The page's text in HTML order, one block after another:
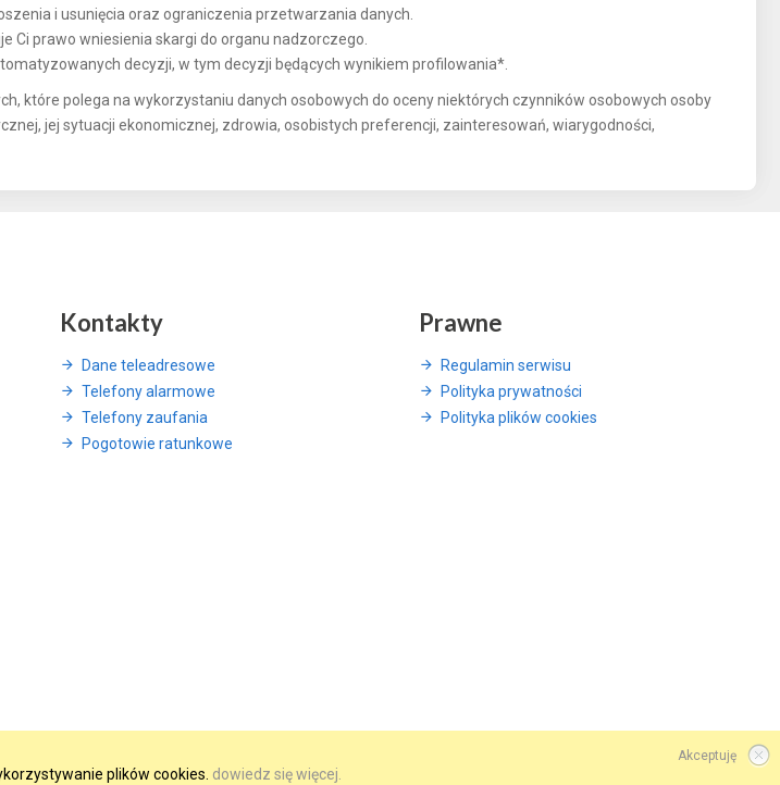
i usunięcia oraz ograniczenia przetwarzania danych.
Ci prawo wniesienia skargi do organu nadzorczego.
decyzji, w tym decyzji będących wynikiem profilowania*.
polega na wykorzystaniu danych osobowych do oceny niektórych czynników osobowych osoby
jej sytuacji ekonomicznej, zdrowia, osobistych preferencji, zainteresowań, wiarygodności,
Kontakty
Dane teleadresowe
Telefony alarmowe
Telefony zaufania
Pogotowie ratunkowe
Prawne
Regulamin serwisu
Polityka prywatności
Polityka plików cookies
Akceptuję
plików cookies. dowiedz się więcej.